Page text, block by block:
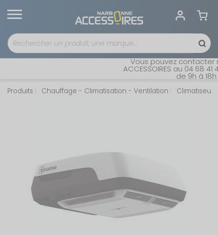
Vous pouvez contacter
ACCESSOIRES au 04 68
de 9h à 18h
Produits Chauffage - Climatisation - Ventilation Climatiseurs